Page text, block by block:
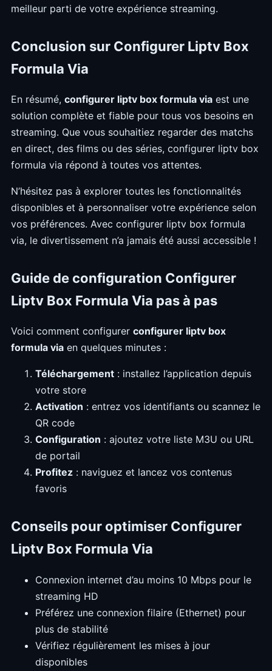
meilleur parti de votre expérience streaming.
Conclusion sur Configurer Liptv Box
Formula Via
En résumé, configurer liptv box formula via est une
solution complète et fiable pour tous vos besoins en
streaming. Que vous souhaitiez regarder des matchs
en direct, des films ou des séries, configurer liptv box
formula via répond à toutes vos attentes.
N’hésitez pas à explorer toutes les fonctionnalités
disponibles et à personnaliser votre expérience selon
vos préférences. Avec configurer liptv box formula
via, le divertissement n’a jamais été aussi accessible !
Guide de configuration Configurer
Liptv Box Formula Via pas à pas
Voici comment configurer configurer liptv box
formula via en quelques minutes :
Téléchargement : installez l’application depuis
votre store
Activation : entrez vos identifiants ou scannez le
QR code
Configuration : ajoutez votre liste M3U ou URL
de portail
Profitez : naviguez et lancez vos contenus
favoris
Conseils pour optimiser Configurer
Liptv Box Formula Via
Connexion internet d’au moins 10 Mbps pour le
streaming HD
Préférez une connexion filaire (Ethernet) pour
plus de stabilité
Vérifiez régulièrement les mises à jour
disponibles